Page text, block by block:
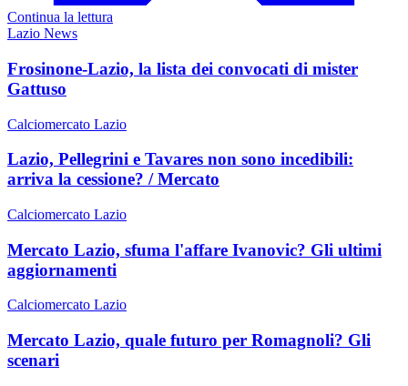
Continua la lettura
Lazio News
Frosinone-Lazio, la lista dei convocati di mister
Gattuso
Calciomercato Lazio
Lazio, Pellegrini e Tavares non sono incedibili:
arriva la cessione? / Mercato
Calciomercato Lazio
Mercato Lazio, sfuma l'affare Ivanovic? Gli ultimi
aggiornamenti
Calciomercato Lazio
Mercato Lazio, quale futuro per Romagnoli? Gli
scenari